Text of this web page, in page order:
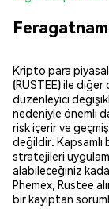
Kripto para
(RUSTEE) ile diğer
düzenleyici
nedeniyle önemli
risk içerir ve
değildir. Kapsamlı
stratejileri
alabileceğiniz
Phemex, Rustee
bir kayıptan